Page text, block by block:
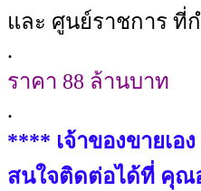
และ ศูนย์ราชการ ที่
.
ราคา 88 ล้านบาท
.
**** เจ้าของขายเอ
สนใจติดต่อได้ที่ คุ